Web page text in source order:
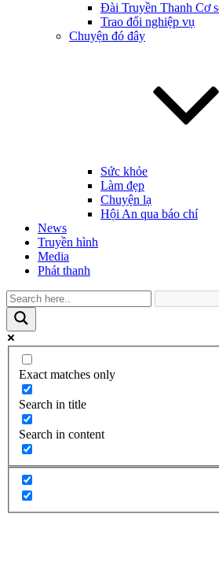
Đài Truyền Thanh Cơ
Trao đổi nghiệp vụ
Chuyện đó đây
Sức khỏe
Làm đẹp
Chuyện lạ
Hội An qua báo chí
News
Truyền hình
Media
Phát thanh
Exact matches only
Search in title
Search in content